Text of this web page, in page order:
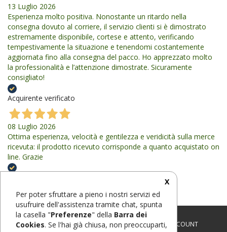
13 Luglio 2026
Esperienza molto positiva. Nonostante un ritardo nella
consegna dovuto al corriere, il servizio clienti si è dimostrato
estremamente disponibile, cortese e attento, verificando
tempestivamente la situazione e tenendomi costantemente
aggiornata fino alla consegna del pacco. Ho apprezzato molto
la professionalità e l’attenzione dimostrate. Sicuramente
consigliato!
Acquirente verificato
08 Luglio 2026
Ottima esperienza, velocità e gentilezza e veridicità sulla merce
ricevuta: il prodotto ricevuto corrisponde a quanto acquistato on
line. Grazie
CHI SIAMO-CONTATTI-CONDIZIONI-FAQ-MY ACCOUNT
X
Per poter sfruttare a pieno i nostri servizi ed
usufruire dell'assistenza tramite chat, spunta
la casella "Preferenze" della Barra dei
Cookies. Se l'hai già chiusa, non preoccuparti,